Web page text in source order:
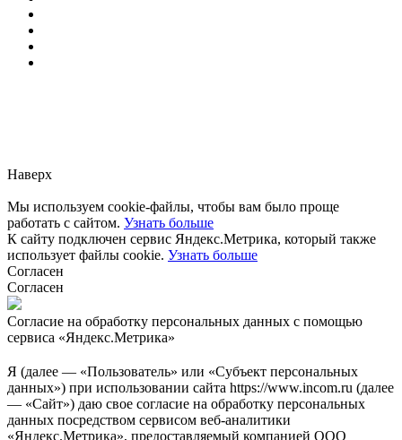
Наверх
Мы используем cookie-файлы, чтобы вам было проще
работать с сайтом. Узнать больше
К сайту подключен сервис Яндекс.Метрика, который также
использует файлы cookie. Узнать больше
Согласен
Согласен
Согласие на обработку персональных данных с помощью
сервиса «Яндекс.Метрика»
Я (далее — «Пользователь» или «Субъект персональных
данных») при использовании сайта https://www.incom.ru (далее
— «Сайт») даю свое согласие на обработку персональных
данных посредством сервисом веб-аналитики
«Яндекс.Метрика», предоставляемый компанией ООО